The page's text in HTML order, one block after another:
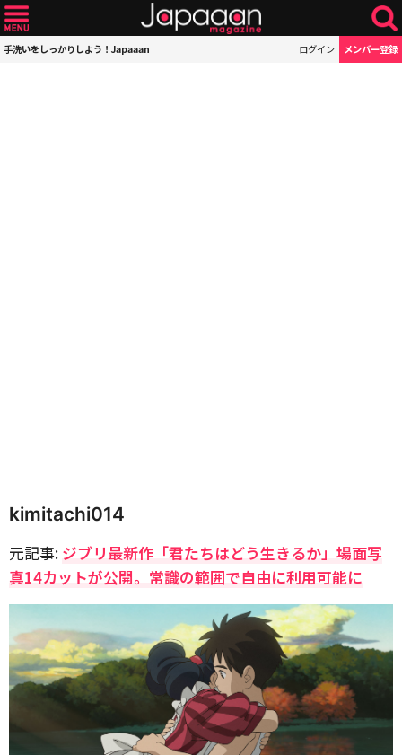
手洗いをしっかりしよう！Japaaan ログイン メンバー登録
kimitachi014
元記事: ジブリ最新作「君たちはどう生きるか」場面写
真14カットが公開。常識の範囲で自由に利用可能に